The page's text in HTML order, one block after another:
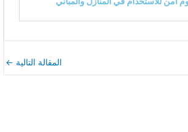
المقالة التالية ←